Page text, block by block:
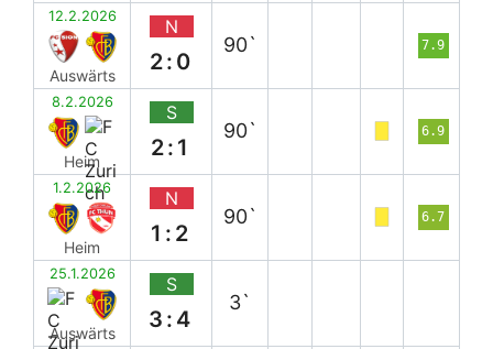
12.2.2026
Auswärts
N
2:0
90` 7.9
8.2.2026
Heim
S
2:1
90` 6.9
1.2.2026
Heim
N
1:2
90` 6.7
25.1.2026
Auswärts
S
3:4
3`